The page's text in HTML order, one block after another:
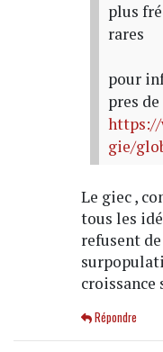
plus
rares
pour
pres
gie/
Le giec ,
tous les
refusent
croissance
Répondre